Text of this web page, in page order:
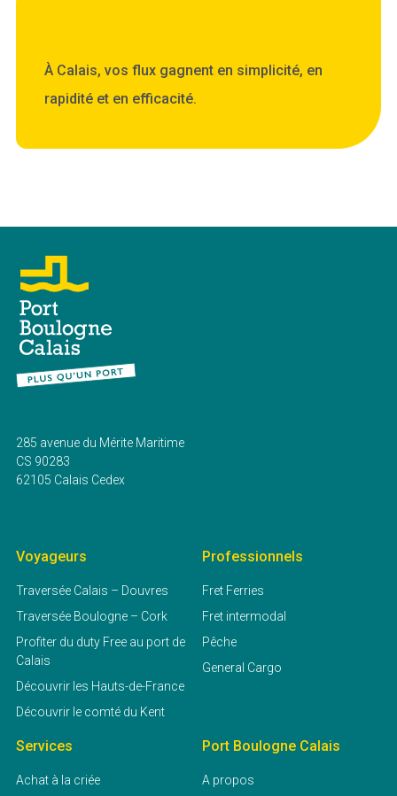
À Calais, vos flux gagnent en simplicité, en
rapidité et en efficacité.
285 avenue du Mérite Maritime
CS 90283
62105 Calais Cedex
Voyageurs
Traversée Calais – Douvres
Traversée Boulogne – Cork
Profiter du duty Free au port de
Calais
Découvrir les Hauts-de-France
Découvrir le comté du Kent
Professionnels
Fret Ferries
Fret intermodal
Pêche
General Cargo
Services
Achat à la criée
Port Boulogne Calais
A propos